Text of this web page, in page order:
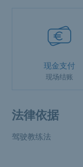
现金支付
现场结账
法律依据
驾驶教练法